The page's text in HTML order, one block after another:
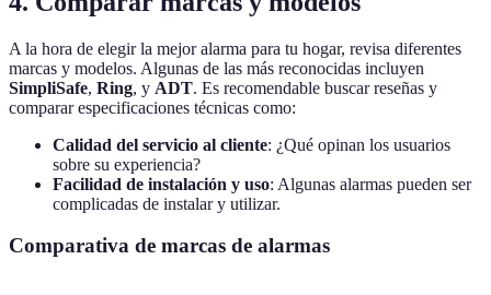
A la hora de elegir la mejor alarma para tu hogar, revisa diferentes
marcas y modelos. Algunas de las más reconocidas incluyen
SimpliSafe, Ring, y ADT. Es recomendable buscar reseñas y
comparar especificaciones técnicas como:
Calidad del servicio al cliente: ¿Qué opinan los usuarios
sobre su experiencia?
Facilidad de instalación y uso: Algunas alarmas pueden ser
complicadas de instalar y utilizar.
Comparativa de marcas de alarmas